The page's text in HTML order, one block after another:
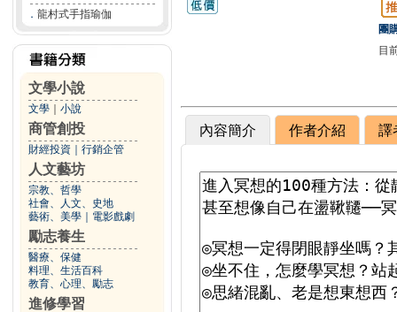
． 龍村式手指瑜伽
文學小說
文學 小說
商管創投
財經投資 行銷企管
人文藝坊
宗教、哲學
社會、人文、史地
藝術、美學
電影戲劇
勵志養生
醫療、保健
料理、生活百科
教育、心理、勵志
進修學習
團
目
內容簡介 作者介紹 譯